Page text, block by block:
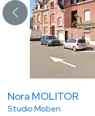
Nora MOLITOR
Studio Moben